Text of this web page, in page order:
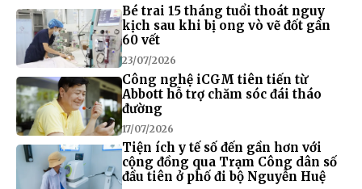
Bé trai 15 tháng tuổi thoát nguy
kịch sau khi bị ong vò vẽ đốt gần
60 vết
23/07/2026
Công nghệ iCGM tiên tiến từ
Abbott hỗ trợ chăm sóc đái tháo
đường
17/07/2026
Tiện ích y tế số đến gần hơn với
cộng đồng qua Trạm Công dân số
đầu tiên ở phố đi bộ Nguyễn Huệ